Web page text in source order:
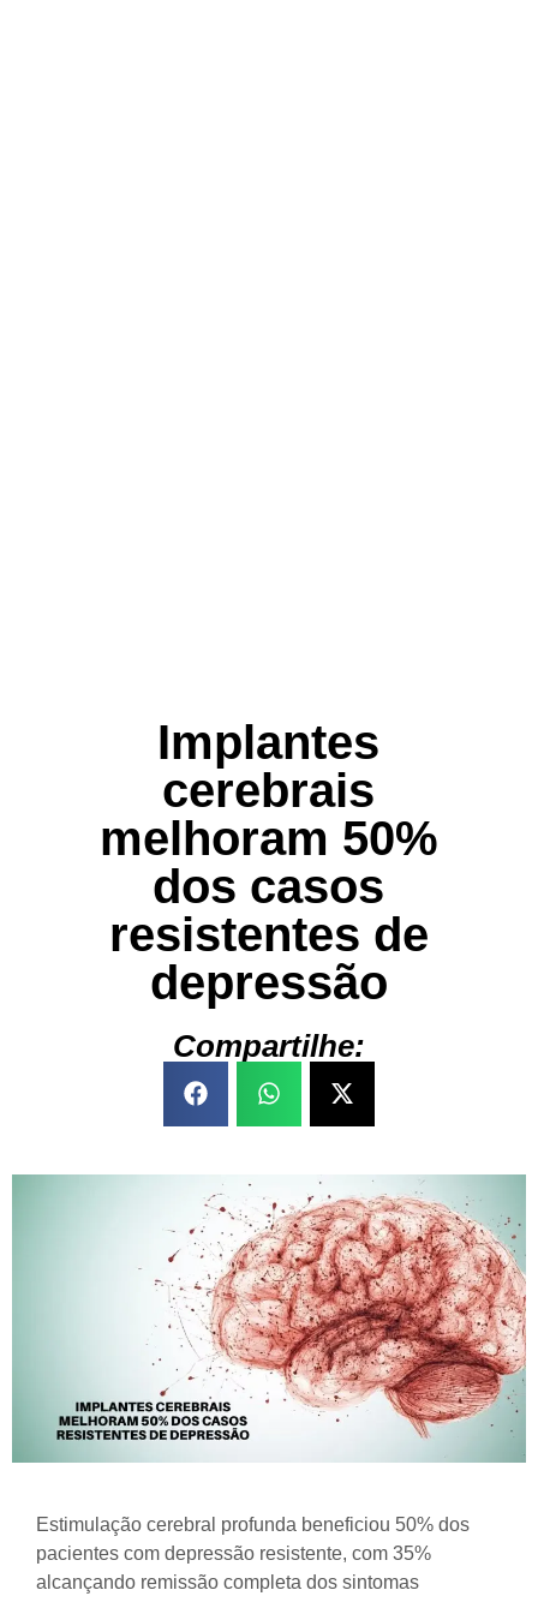
Implantes
cerebrais
melhoram 50%
dos casos
resistentes de
depressão
Compartilhe:
Estimulação cerebral profunda beneficiou 50% dos
pacientes com depressão resistente, com 35%
alcançando remissão completa dos sintomas